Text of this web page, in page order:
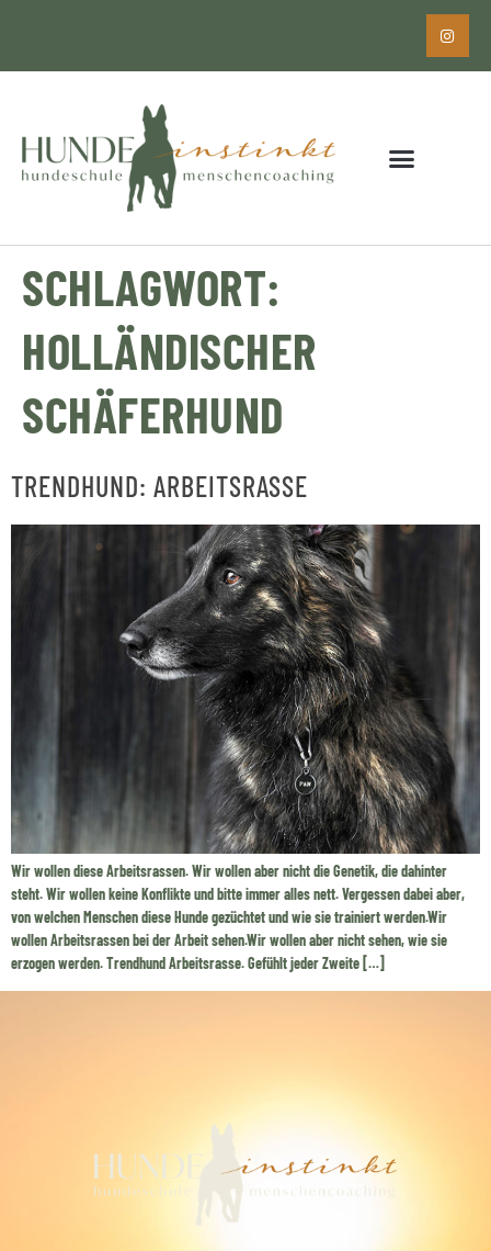
SCHLAGWORT:
HOLLÄNDISCHER
SCHÄFERHUND
TRENDHUND: ARBEITSRASSE
Wir wollen diese Arbeitsrassen. Wir wollen aber nicht die Genetik, die dahinter
steht. Wir wollen keine Konflikte und bitte immer alles nett. Vergessen dabei aber,
von welchen Menschen diese Hunde gezüchtet und wie sie trainiert werden.Wir
wollen Arbeitsrassen bei der Arbeit sehen.Wir wollen aber nicht sehen, wie sie
erzogen werden. Trendhund Arbeitsrasse. Gefühlt jeder Zweite […]